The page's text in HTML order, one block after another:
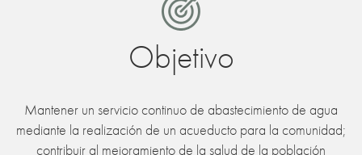
Objetivo
Mantener un servicio continuo de abastecimiento de agua
mediante la realización de un acueducto para la comunidad;
contribuir al mejoramiento de la salud de la población